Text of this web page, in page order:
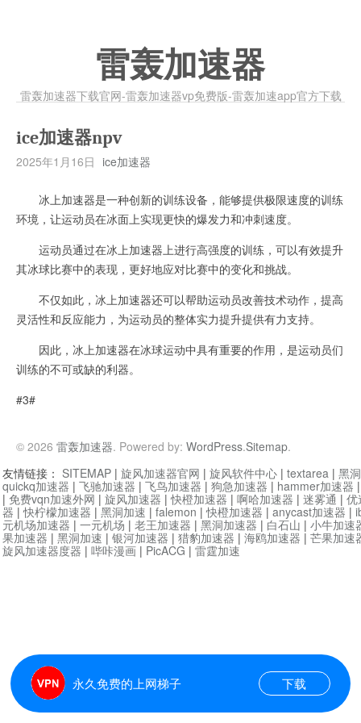
雷轰加速器
雷轰加速器下载官网-雷轰加速器vp免费版-雷轰加速app官方下载
ice加速器npv
2025年1月16日 ice加速器
冰上加速器是一种创新的训练设备，能够提供极限速度的训练
环境，让运动员在冰面上实现更快的爆发力和冲刺速度。
运动员通过在冰上加速器上进行高强度的训练，可以有效提升
其冰球比赛中的表现，更好地应对比赛中的变化和挑战。
不仅如此，冰上加速器还可以帮助运动员改善技术动作，提高
灵活性和反应能力，为运动员的整体实力提升提供有力支持。
因此，冰上加速器在冰球运动中具有重要的作用，是运动员们
训练的不可或缺的利器。
#3#
© 2026 雷轰加速器. Powered by: WordPress.Sitemap.
永久免费的上网梯子 下载
友情链接： SITEMAP | 旋风加速器官网 | 旋风软件中心 | textarea | 黑
quickq加速器 | 飞驰加速器 | 飞鸟加速器 | 狗急加速器 | hammer加速器
| 免费vqn加速外网 | 旋风加速器 |快橙加速器 | 啊哈加速器 | 迷雾通 | 优
器 |快柠檬加速器 | 黑洞加速 | falemon |快橙加速器 | anycast加速器 |
元机场加速器 | 一元机场 | 老王加速器 | 黑洞加速器 | 白石山 | 小牛加速
果加速器 | 黑洞加速 | 银河加速器 | 猎豹加速器 | 海鸥加速器 | 芒果加速
旋风加速器度器 | 哔咔漫画 | PicACG | 雷霆加速